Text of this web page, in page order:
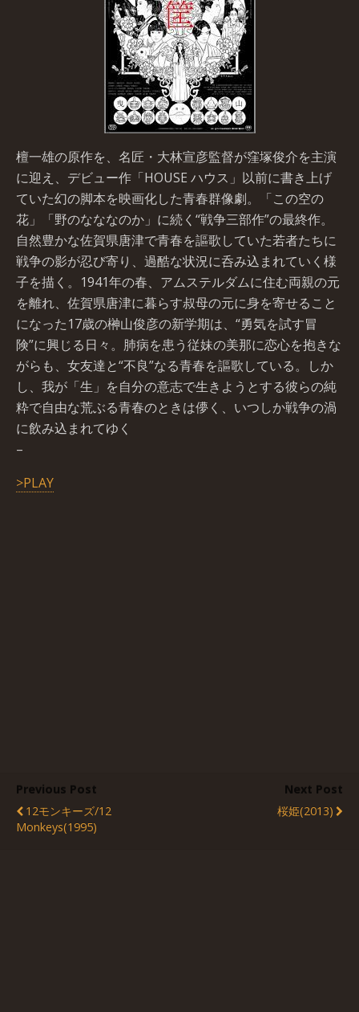
檀一雄の原作を、名匠・大林宣彦監督が窪塚俊介を主演
に迎え、デビュー作「HOUSE ハウス」以前に書き上げ
ていた幻の脚本を映画化した青春群像劇。「この空の
花」「野のなななのか」に続く“戦争三部作”の最終作。
自然豊かな佐賀県唐津で青春を謳歌していた若者たちに
戦争の影が忍び寄り、過酷な状況に呑み込まれていく様
子を描く。1941年の春、アムステルダムに住む両親の元
を離れ、佐賀県唐津に暮らす叔母の元に身を寄せること
になった17歳の榊山俊彦の新学期は、“勇気を試す冒
険”に興じる日々。肺病を患う従妹の美那に恋心を抱きな
がらも、女友達と“不良”なる青春を謳歌している。しか
し、我が「生」を自分の意志で生きようとする彼らの純
粋で自由な荒ぶる青春のときは儚く、いつしか戦争の渦
に飲み込まれてゆく
–
>PLAY
Previous Post
12モンキーズ/12
Monkeys(1995)
Next Post
桜姫(2013)